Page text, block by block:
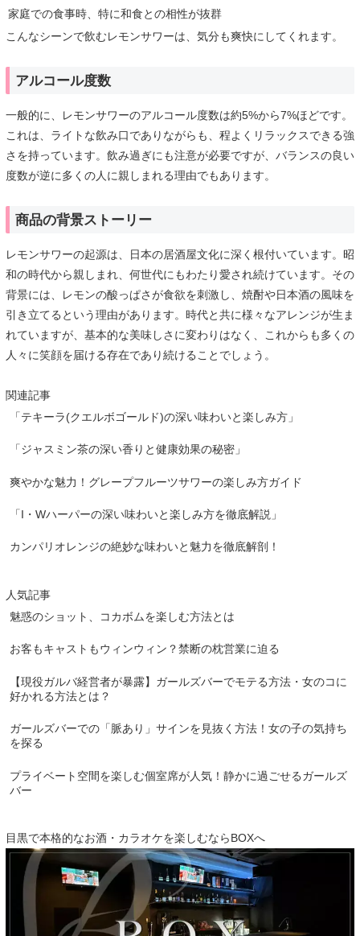
家庭での食事時、特に和食との相性が抜群
こんなシーンで飲むレモンサワーは、気分も爽快にしてくれます。
アルコール度数
一般的に、レモンサワーのアルコール度数は約5%から7%ほどです。
これは、ライトな飲み口でありながらも、程よくリラックスできる強
さを持っています。飲み過ぎにも注意が必要ですが、バランスの良い
度数が逆に多くの人に親しまれる理由でもあります。
商品の背景ストーリー
レモンサワーの起源は、日本の居酒屋文化に深く根付いています。昭
和の時代から親しまれ、何世代にもわたり愛され続けています。その
背景には、レモンの酸っぱさが食欲を刺激し、焼酎や日本酒の風味を
引き立てるという理由があります。時代と共に様々なアレンジが生ま
れていますが、基本的な美味しさに変わりはなく、これからも多くの
人々に笑顔を届ける存在であり続けることでしょう。
関連記事
「テキーラ(クエルボゴールド)の深い味わいと楽しみ方」
「ジャスミン茶の深い香りと健康効果の秘密」
爽やかな魅力！グレープフルーツサワーの楽しみ方ガイド
「I・Wハーパーの深い味わいと楽しみ方を徹底解説」
カンパリオレンジの絶妙な味わいと魅力を徹底解剖！
人気記事
魅惑のショット、コカボムを楽しむ方法とは
お客もキャストもウィンウィン？禁断の枕営業に迫る
【現役ガルバ経営者が暴露】ガールズバーでモテる方法・女のコに
好かれる方法とは？
ガールズバーでの「脈あり」サインを見抜く方法！女の子の気持ち
を探る
プライベート空間を楽しむ個室席が人気！静かに過ごせるガールズ
バー
目黒で本格的なお酒・カラオケを楽しむならBOXへ